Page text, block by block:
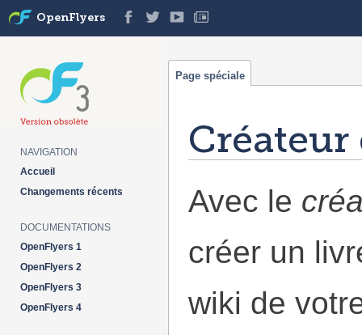
Avec le
créer un
wiki de
Page spéciale
OpenFlyers
NAVIGATION
Accueil
Changements récents
DOCUMENTATIONS
OpenFlyers 1
OpenFlyers 2
OpenFlyers 3
OpenFlyers 4